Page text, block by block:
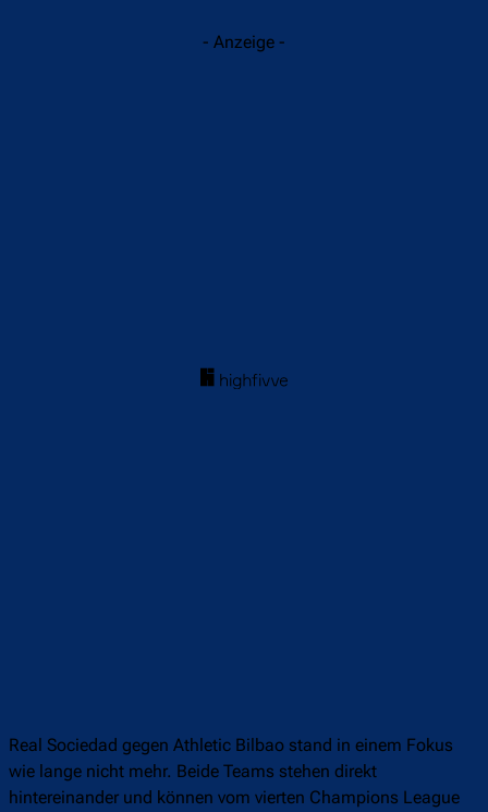
- Anzeige -
Real Sociedad gegen Athletic Bilbao stand in einem Fokus
wie lange nicht mehr. Beide Teams stehen direkt
hintereinander und können vom vierten Champions League